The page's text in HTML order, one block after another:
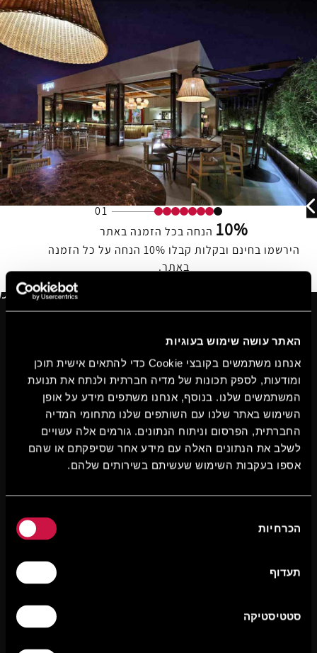
האתר עושה שימוש בעוגיות
אנחנו משתמשים בקובצי Cookie כדי להתאים אישית תוכן
ומודעות, לספק תכונות של מדיה חברתית ולנתח את תנועת
המשתמשים שלנו. בנוסף, אנחנו משתפים מידע על אופן
השימוש באתר שלנו עם השותפים שלנו מתחומי המדיה
החברתית, הפרסום וניתוח הנתונים. גורמים אלה עשויים
לשלב את הנתונים האלה עם מידע אחר שסיפקתם או שהם
אספו בעקבות השימוש שעשיתם בשירותים שלהם.
הסכמה
הכרחיות
תעדוף
סטטיסטיקה
01
10% הנחה בכל הזמנה באתר
הירשמו בחינם ובקלות קבלו 10% הנחה על כל הזמנה
באתר.